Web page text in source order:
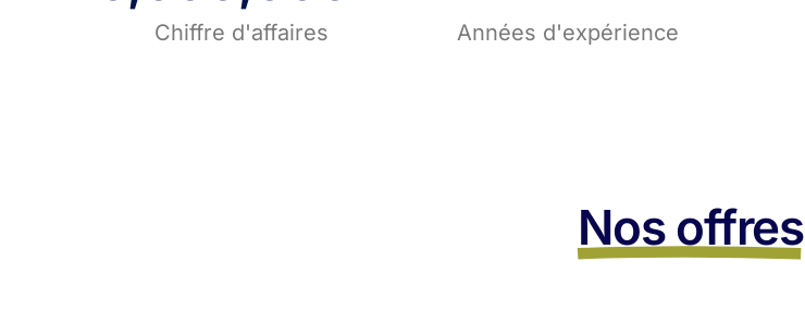
Chiffre d'affaires Années d'expérience
Nos offres